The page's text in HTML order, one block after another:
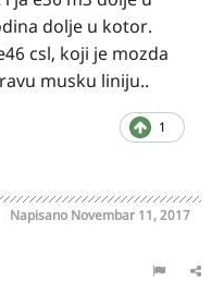
dolje u kotor.
csl, koji je mozda
musku liniju..
1
Napisano Novembar 11, 2017